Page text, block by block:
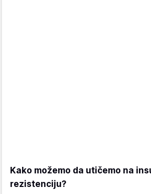
Kako možemo da utičemo na
rezistenciju?